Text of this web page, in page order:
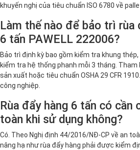
khuyến nghị của tiêu chuẩn ISO 6780 về
Làm thế nào để bảo trì rùa
6 tấn PAWELL 222006?
Bảo trì định kỳ bao gồm kiểm tra khung
kiểm tra hệ thống phanh mỗi 3 tháng. Tham
sản xuất hoặc tiêu chuẩn OSHA 29 CFR
công nghiệp.
Rùa đẩy hàng 6 tấn có cần
toàn khi sử dụng không?
Có. Theo Nghị định 44/2016/NĐ-CP về an
nâng hạ như rùa đẩy hàng phải được kiểm